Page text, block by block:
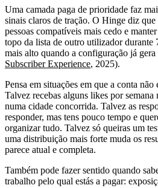
Uma camada paga de prioridade faz
sinais claros de tração. O Hinge diz
pessoas compatíveis mais cedo e
topo da lista de outro utilizador durante
mais alto quando a configuração já gera
Subscriber Experience, 2025).
Pensa em situações em que a conta
Talvez recebas alguns likes por semana
numa cidade concorrida. Talvez as
responder, mas tens pouco tempo e
organizar tudo. Talvez só queiras um
uma distribuição mais forte muda os
parece atual e completa.
Também pode fazer sentido quando
trabalho pelo qual estás a pagar: